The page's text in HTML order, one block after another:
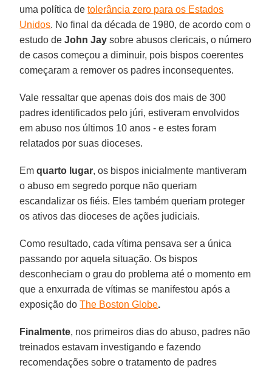
uma política detolerância zero para os Estados
Unidos. No final da década de 1980, de acordo com o
estudo deJohn Jay sobre abusos clericais, o número
de casos começou a diminuir, pois bispos coerentes
começaram a remover os padres inconsequentes.
Vale ressaltar que apenas dois dos mais de 300
padres identificados pelo júri, estiveram envolvidos
em abuso nos últimos 10 anos - e estes foram
relatados por suas dioceses.
Emquarto lugar, os bispos inicialmente mantiveram
o abuso em segredo porque não queriam
escandalizar os fiéis. Eles também queriam proteger
os ativos das dioceses de ações judiciais.
Como resultado, cada vítima pensava ser a única
passando por aquela situação. Os bispos
desconheciam o grau do problema até o momento em
que a enxurrada de vítimas se manifestou após a
exposição do The Boston Globe.
Finalmente, nos primeiros dias do abuso, padres não
treinados estavam investigando e fazendo
recomendações sobre o tratamento de padres